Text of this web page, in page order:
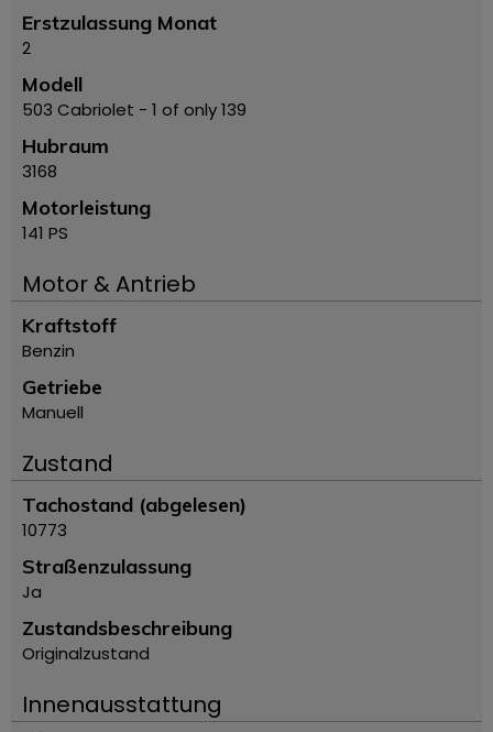
Erstzulassung Monat
2
Modell
503 Cabriolet - 1 of only 139
Hubraum
3168
Motorleistung
141 PS
Motor & Antrieb
Kraftstoff
Benzin
Getriebe
Manuell
Zustand
Tachostand (abgelesen)
10773
Straßenzulassung
Ja
Zustandsbeschreibung
Originalzustand
Innenausstattung